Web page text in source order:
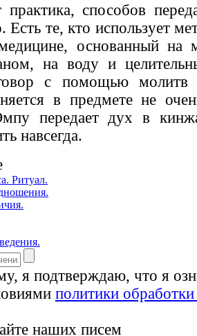
практика, способов
Есть те, кто использует
основанный на
на воду и
с помощью
в предмете не
передает дух в
навсегда.
Ритуал.
я подтверждаю, что я
политики
наших писем